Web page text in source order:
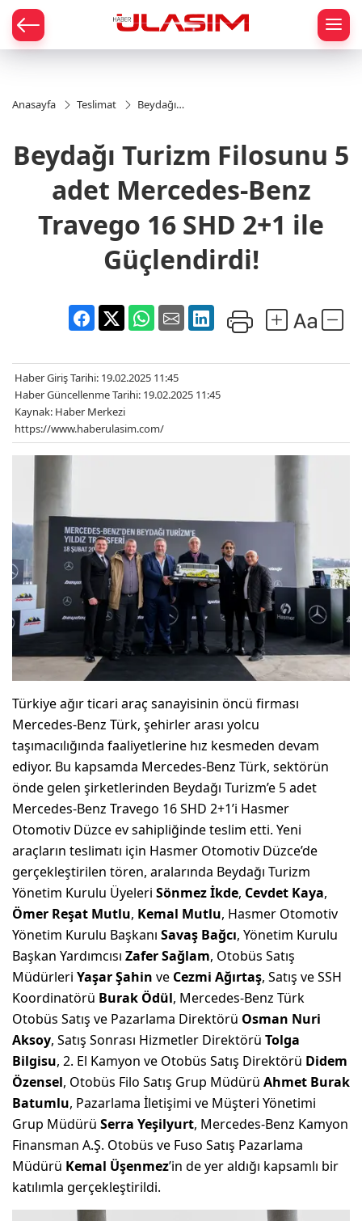
Anasayfa Teslimat
Beydağı
adet
Mercedes-
Travego 16
Güçlendirdi!
Beydağı Turizm Filosunu 5
adet Mercedes-Benz
Travego 16 SHD 2+1 ile
Güçlendirdi!
Haber Giriş Tarihi: 19.02.2025 11:45
Haber Güncellenme Tarihi: 19.02.2025 11:45
Kaynak: Haber Merkezi
https://www.haberulasim.com/
Türkiye ağır ticari araç sanayisinin öncü firması
Mercedes-Benz Türk, şehirler arası yolcu
taşımacılığında faaliyetlerine hız kesmeden devam
ediyor. Bu kapsamda Mercedes-Benz Türk, sektörün
önde gelen şirketlerinden Beydağı Turizm’e 5 adet
Mercedes-Benz Travego 16 SHD 2+1’i Hasmer
Otomotiv Düzce ev sahipliğinde teslim etti. Yeni
araçların teslimatı için Hasmer Otomotiv Düzce’de
gerçekleştirilen tören, aralarında Beydağı Turizm
Yönetim Kurulu Üyeleri Sönmez İkde, Cevdet Kaya,
Ömer Reşat Mutlu, Kemal Mutlu, Hasmer Otomotiv
Yönetim Kurulu Başkanı Savaş Bağcı, Yönetim Kurulu
Başkan Yardımcısı Zafer Sağlam, Otobüs Satış
Müdürleri Yaşar Şahin ve Cezmi Ağırtaş, Satış ve SSH
Koordinatörü Burak Ödül, Mercedes-Benz Türk
Otobüs Satış ve Pazarlama Direktörü Osman Nuri
Aksoy, Satış Sonrası Hizmetler Direktörü Tolga
Bilgisu, 2. El Kamyon ve Otobüs Satış Direktörü Didem
Özensel, Otobüs Filo Satış Grup Müdürü Ahmet Burak
Batumlu, Pazarlama İletişimi ve Müşteri Yönetimi
Grup Müdürü Serra Yeşilyurt, Mercedes-Benz Kamyon
Finansman A.Ş. Otobüs ve Fuso Satış Pazarlama
Müdürü Kemal Üşenmez’in de yer aldığı kapsamlı bir
katılımla gerçekleştirildi.